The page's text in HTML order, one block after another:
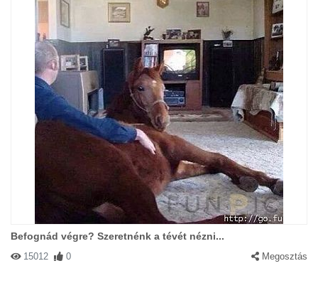
Befognád végre? Szeretnénk a tévét nézni...
15012 0 Megosztás